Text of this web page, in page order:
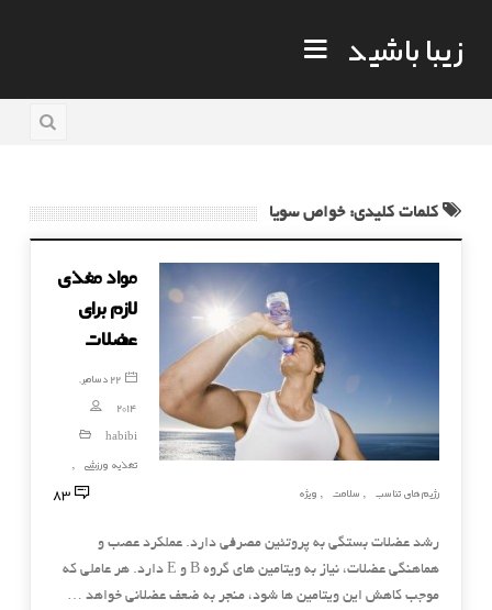
زیبا باشید
کلمات کلیدی: خواص سویا
مواد مغذی
لازم برای
عضلات
22 دسامبر,
2014
habibi
تغذیه ورزشی
,
رژیم های تناسب , سلامت , ویژه 83
رشد عضلات بستگی به پروتئین مصرفی دارد. عملکرد عصب و
هماهنگی عضلات، نیاز به ویتامین های گروه B و E دارد. هر عاملی که
موجب کاهش این ویتامین ها شود، منجر به ضعف عضلانی خواهد …